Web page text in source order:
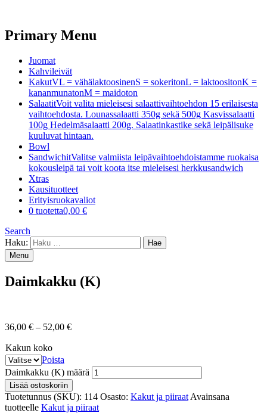
Primary Menu
Juomat
Kahvileivät
KakutVL = vähälaktoosinenS = sokeritonL = laktoositonK =
kananmunatonM = maidoton
SalaatitVoit valita mieleisesi salaattivaihtoehdon 15 erilaisesta
vaihtoehdosta. Lounassalaatti 350g sekä 500g Kasvissalaatti
100g Hedelmäsalaatti 200g. Salaatinkastike sekä leipälisuke
kuuluvat hintaan.
Bowl
SandwichitValitse valmiista leipävaihtoehdoistamme ruokaisa
kokousleipä tai voit koota itse mieleisesi herkkusandwich
Xtras
Kausituotteet
Erityisruokavaliot
0 tuotetta0,00 €
Search
Haku:
Menu
Daimkakku (K)
36,00 € – 52,00 €
Kakun koko
Poista
Daimkakku (K) määrä
Lisää ostoskoriin
Tuotetunnus (SKU): 114 Osasto: Kakut ja piiraat Avainsana
tuotteelle Kakut ja piiraat